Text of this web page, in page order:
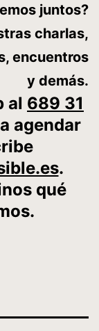
juntos?
charlas,
encuentros
y demás.
al 689 31
agendar
.
qué